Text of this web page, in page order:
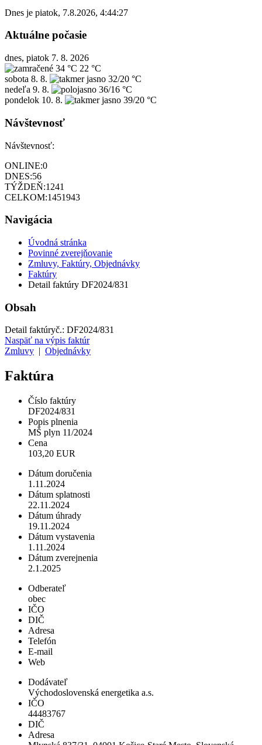
Dnes je piatok, 7.8.2026, 4:44:27
Aktuálne počasie
dnes, piatok 7. 8. 2026
34 °C 22 °C
sobota 8. 8.
32/20 °C
nedeľa 9. 8.
36/16 °C
pondelok 10. 8. 39/20 °C
Návštevnosť
Návštevnosť:
ONLINE:0
DNES:56
TÝŽDEŇ:1241
CELKOM:1451943
Navigácia
Úvodná stránka
Povinné zverejňovanie
Zmluvy, Faktúry, Objednávky
Faktúry
Detail faktúry DF2024/831
Obsah
Detail faktúryč.: DF2024/831
Naspäť na výpis faktúr
Zmluvy
Objednávky
Faktúra
Číslo faktúry
DF2024/831
Popis plnenia
MŠ plyn 11/2024
Cena
103,20 EUR
Dátum doručenia
1.11.2024
Dátum splatnosti
22.11.2024
Dátum úhrady
19.11.2024
Dátum vystavenia
1.11.2024
Dátum zverejnenia
2.1.2025
Odberateľ
obec
IČO
DIČ
Adresa
Telefón
E-mail
Web
Dodávateľ
Východoslovenská energetika a.s.
IČO
44483767
DIČ
Adresa